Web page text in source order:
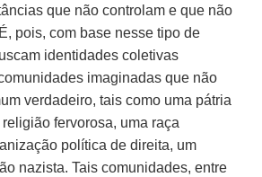
que não controlam e que não
pois, com base nesse tipo de
identidades coletivas
imaginadas que não
verdadeiro, tais como uma pátria
fervorosa, uma raça
política de direita, um
nazista. Tais comunidades, entre